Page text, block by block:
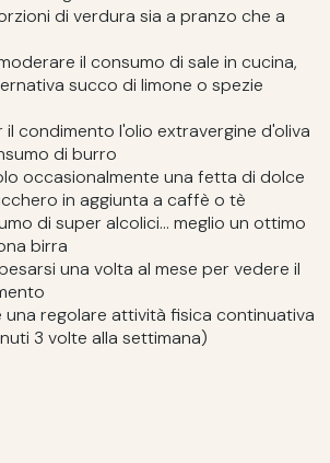
di verdura sia a pranzo che a
il consumo di sale in cucina,
succo di limone o spezie
il condimento l'olio extravergine d'oliva
di burro
occasionalmente una fetta di dolce
in aggiunta a caffè o tè
di super alcolici... meglio un ottimo
birra
una volta al mese per vedere il
una regolare attività fisica continuativa
3 volte alla settimana)